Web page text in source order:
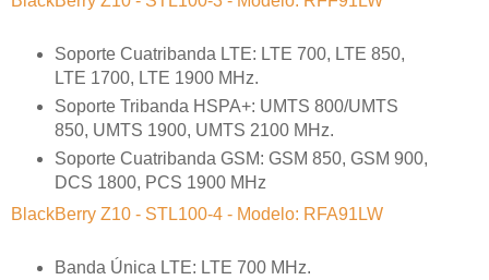
Soporte Cuatribanda LTE: LTE 700, LTE 850,
LTE 1700, LTE 1900 MHz.
Soporte Tribanda HSPA+: UMTS 800/UMTS
850, UMTS 1900, UMTS 2100 MHz.
Soporte Cuatribanda GSM: GSM 850, GSM 900,
DCS 1800, PCS 1900 MHz
BlackBerry Z10 - STL100-4 - Modelo: RFA91LW
Banda Única LTE: LTE 700 MHz.